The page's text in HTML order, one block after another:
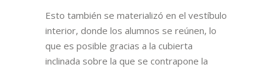
Esto también se materializó en el vestíbulo
interior, donde los alumnos se reúnen, lo
que es posible gracias a la cubierta
inclinada sobre la que se contrapone la